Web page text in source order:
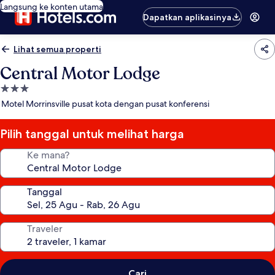
Langsung ke konten utama
Dapatkan aplikasinya
Lihat semua properti
Central Motor Lodge
Properti
bintang
Motel Morrinsville pusat kota dengan pusat konferensi
Pilih tanggal untuk melihat harga
Ke mana?
Tanggal
Traveler